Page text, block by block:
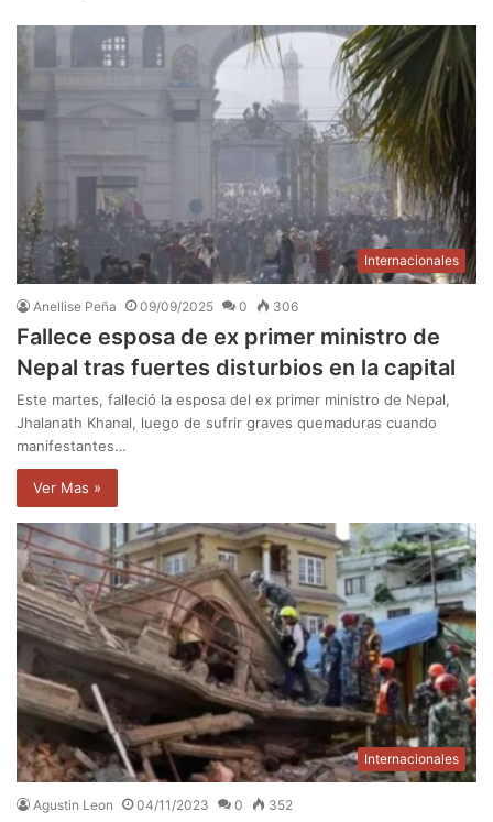
Internacionales
Anellise Peña 09/09/2025 0 306
Fallece esposa de ex primer ministro de
Nepal tras fuertes disturbios en la capital
Este martes, falleció la esposa del ex primer ministro de Nepal,
Jhalanath Khanal, luego de sufrir graves quemaduras cuando
manifestantes…
Ver Mas »
Internacionales
Agustin Leon 04/11/2023 0 352